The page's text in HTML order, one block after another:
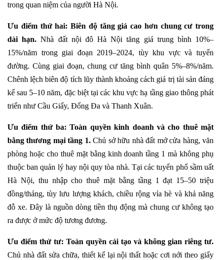
trong quan niệm của người Hà Nội.
Ưu điểm thứ hai: Biên độ tăng giá cao hơn chung cư trong
dài hạn. Nhà đất nội đô Hà Nội tăng giá trung bình 10%–
15%/năm trong giai đoạn 2019–2024, tùy khu vực và tuyến
đường. Cùng giai đoạn, chung cư tăng bình quân 5%–8%/năm.
Chênh lệch biên độ tích lũy thành khoảng cách giá trị tài sản đáng
kể sau 5–10 năm, đặc biệt tại các khu vực hạ tầng giao thông phát
triển như Cầu Giấy, Đống Đa và Thanh Xuân.
Ưu điểm thứ ba: Toàn quyền kinh doanh và cho thuê mặt
bằng thương mại tầng 1.Chủ sở hữu nhà đất mở cửa hàng, văn
phòng hoặc cho thuê mặt bằng kinh doanh tầng 1 mà không phụ
thuộc ban quản lý hay nội quy tòa nhà. Tại các tuyến phố sầm uất
Hà Nội, thu nhập cho thuê mặt bằng tầng 1 đạt 15–50 triệu
đồng/tháng, tùy lưu lượng khách, chiều rộng vỉa hè và khả năng
đỗ xe. Đây là nguồn dòng tiền thụ động mà chung cư không tạo
ra được ở mức độ tương đương.
Ưu điểm thứ tư: Toàn quyền cải tạo và không gian riêng tư.
Chủ nhà đất sửa chữa, thiết kế lại nội thất hoặc cơi nới theo giấy